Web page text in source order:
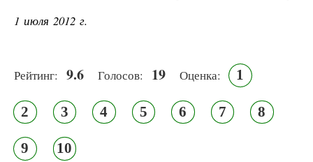
1 июля 2012 г.
Рейтинг: 9.6 Голосов: 19 Оценка: 1
2 3 4 5 6 7 8
9 10